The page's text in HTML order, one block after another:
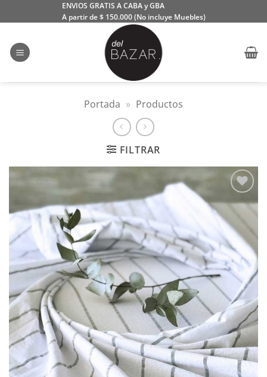
al
ENVIOS GRATIS A CABA y GBA
A partir de $ 150.000 (No incluye Muebles)
Portada » Productos
FILTRAR
Añadir
a la
lista
de
deseos